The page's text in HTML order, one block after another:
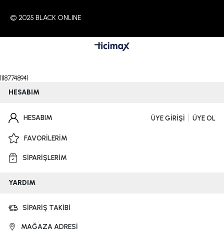
© 2025 BLACK ONLINE
11187748941
HESABIM
HESABIM ÜYE GİRİŞİ ÜYE OL
FAVORİLERİM
SİPARİŞLERİM
YARDIM
SİPARİŞ TAKİBİ
MAĞAZA ADRESİ